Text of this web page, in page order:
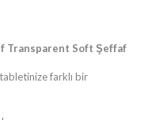
Transparent Soft Şeffaf
farklı bir